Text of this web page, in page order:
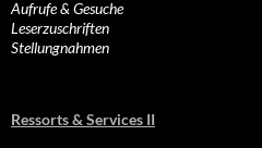
Aufrufe & Gesuche
Leserzuschriften
Stellungnahmen
Ressorts & Services II